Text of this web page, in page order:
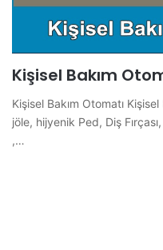
Kişisel Bakım
Kişisel Bakım Otomatı
jöle, hijyenik Ped, Diş
,…